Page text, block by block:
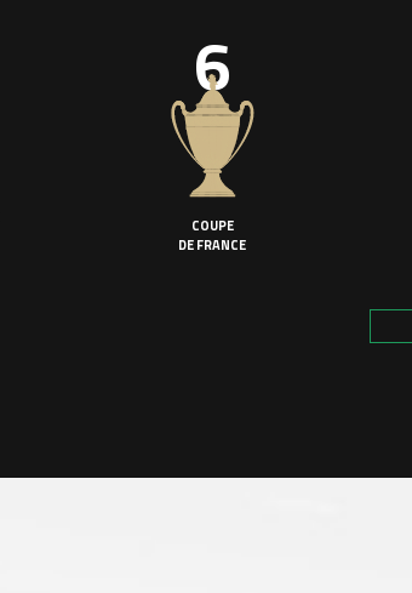
6
COUPE
DE FRANCE